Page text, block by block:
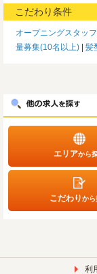
こだわり条件
オープニングスタッフ
量募集(10名以上)
髪
エリアから
こだわりから
利